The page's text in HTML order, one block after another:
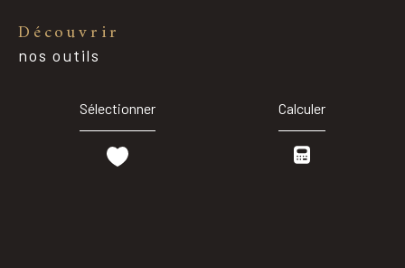
découvrir
nos outils
Sélectionner Calculer